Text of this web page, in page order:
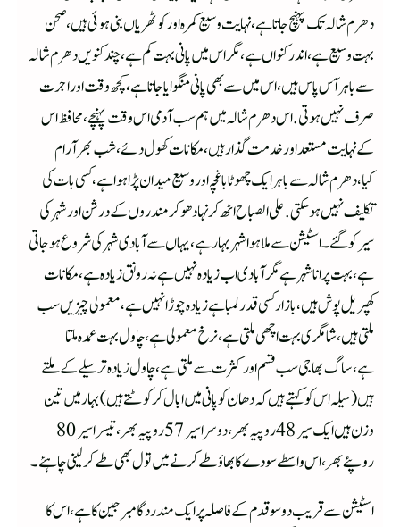
دهرم شالہ تک پہنچ جاتا ہے،نہایت وسیع کمرہ اور کوٹهریاں بنی ہوئی ہیں،صحن
بہت وسیع ہے،اندر کنواں ہے، مگر اس میں پانی بہت کم ہے، چند کنویں دهرم شالہ
سے باہر آس پاس ہیں، اس میں سے بهی پانی منگوایا جاتا ہے، کچھ وقت اور اجرت
صرف نہیں ہوتی. اس دهرم شالہ میں ہم سب آدمی اس وقت پہنچے، محافظ اس
کے نہایت مستعد اور خدمت گذار ہیں، مکانات کھول دئے،شب بهر آرام
کیا،دهرم شالہ سے باہر ایک چهوٹا باغچہ اور وسیع میدان پڑا ہوا ہے،کسی بات کی
تکلیف نہیں ہوسکتی. علی الصباح اٹھ کر نہا دهو کر مندروں کے درشن اور شہر کی
سیر کو گئے۔ اسٹیشن سے ملا ہوا شہر بہار ہے،یہاں سے آبادی شہر کی شروع ہوجاتی
ہے،بہت پرانا شہر ہے مگر آبادی اب زیادہ نہیں ہے نہ رونق زیادہ ہے،مکانات
کهپریل پوش ہیں،بازار کسی قدر لمبا ہے زیادہ چوڑا نہیں ہے،معمولی چیزیں سب
ملتی ہیں،شامگری بہت اچهی ملتی ہے،نرخ معمولی ہے، چاول بہت عمدہ ملتا
ہے،ساگ بهاجی سب قسم اور کثرت سے ملتی ہے،چاول زیادہ تر سیلے کے ملتے
ہیں(سیلہ اس کو کہتے ہیں کہ دهان کو پانی میں ابال کر کوٹتے ہیں) بہار میں تین
وزن ہیں ایک سیر 48 روپیہ بھر ،دوسرا سیر 57 روپیہ بھر،تیسرا سیر 80
روپئے بھر ،اس واسطے سودے کا بھاؤ طے کرنے میں تول بھی طے کرلینی چاہئے۔
اسٹیشن سے قریب دو سو قدم کے فاصلہ پر ایک مندر دگامبرجین کا ہے،اس کا